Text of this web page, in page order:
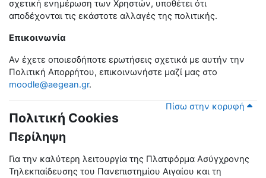
σχετική ενημέρωση των Χρηστών, υποθέτει ότι
αποδέχονται τις εκάστοτε αλλαγές της πολιτικής.
Επικοινωνία
Αν έχετε οποιεσδήποτε ερωτήσεις σχετικά με αυτήν την
Πολιτική Απορρήτου, επικοινωνήστε μαζί μας στο
moodle@aegean.gr.
Πίσω στην κορυφή
Πολιτική Cookies
Περίληψη
Για την καλύτερη λειτουργία της Πλατφόρμα Ασύγχρονης
Τηλεκπαίδευσης του Πανεπιστημίου Αιγαίου και τη